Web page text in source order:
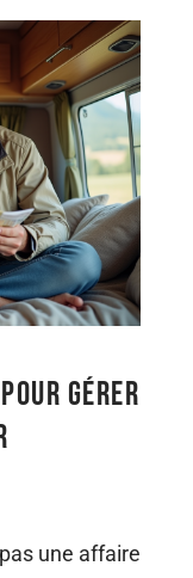
gérer
pas une affaire